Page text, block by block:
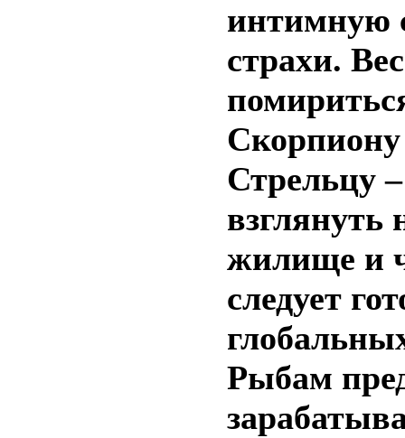
интимную
страхи.
Скорпиону
Стрельцу
взглянуть
жилище и
следует
Рыбам